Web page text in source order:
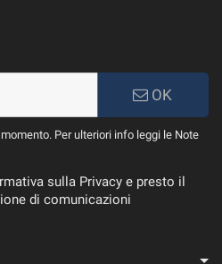
OK
Per ulteriori info leggi le Note
sulla Privacy e presto il
di comunicazioni